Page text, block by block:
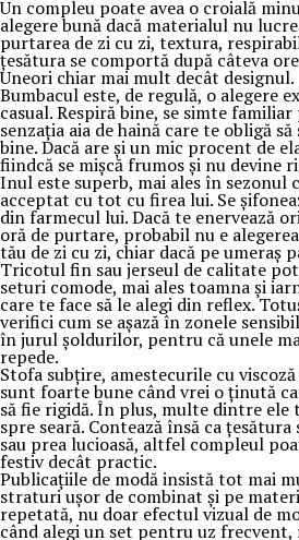
Un compleu poate avea o croială
alegere bună dacă materialul nu
purtarea de zi cu zi, textura,
țesătura se comportă după câteva
Uneori chiar mai mult decât designul.
Bumbacul este, de regulă, o alegere
casual. Respiră bine, se simte
senzația aia de haină care te obligă
bine. Dacă are și un mic procent de
fiindcă se mișcă frumos și nu devine
Inul este superb, mai ales în sezonul
acceptat cu tot cu firea lui. Se
din farmecul lui. Dacă te enervează
oră de purtare, probabil nu e
tău de zi cu zi, chiar dacă pe umeraș
Tricotul fin sau jerseul de calitate
seturi comode, mai ales toamna și
care te face să le alegi din reflex.
verifici cum se așază în zonele
în jurul șoldurilor, pentru că unele
repede.
Stofa subțire, amestecurile cu
sunt foarte bune când vrei o ținută
să fie rigidă. În plus, multe dintre ele
spre seară. Contează însă ca
sau prea lucioasă, altfel compleul
festiv decât practic.
Publicațiile de modă insistă tot mai
straturi ușor de combinat și pe
repetată, nu doar efectul vizual de
când alegi un set pentru uz frecvent,